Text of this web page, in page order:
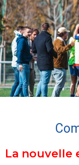
La nouvelle